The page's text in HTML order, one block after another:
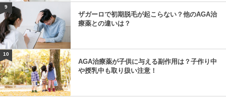
9
ザガーロで初期脱毛が起こらない？他のAGA治
療薬との違いは？
10
AGA治療薬が子供に与える副作用は？子作り中
や授乳中も取り扱い注意！